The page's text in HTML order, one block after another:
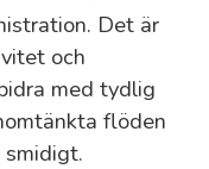
Det är
och
med tydlig
flöden